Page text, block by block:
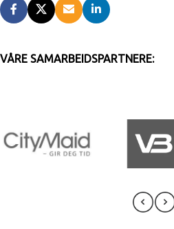
VÅRE SAMARBEIDSPARTNERE: